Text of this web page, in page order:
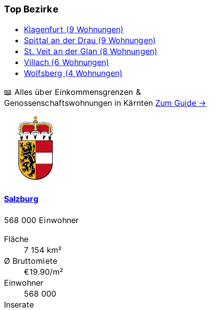
Top Bezirke
Klagenfurt (9 Wohnungen)
Spittal an der Drau (9 Wohnungen)
St. Veit an der Glan (8 Wohnungen)
Villach (6 Wohnungen)
Wolfsberg (4 Wohnungen)
📖 Alles über Einkommensgrenzen &
Genossenschaftswohnungen in Kärnten Zum Guide →
Salzburg
568 000 Einwohner
Fläche
7 154 km²
Ø Bruttomiete
€19.90/m²
Einwohner
568 000
Inserate